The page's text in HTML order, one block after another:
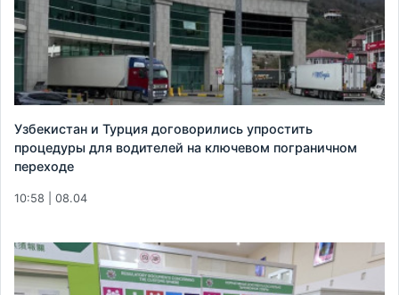
Узбекистан и Турция договорились упростить
процедуры для водителей на ключевом пограничном
переходе
10:58 | 08.04